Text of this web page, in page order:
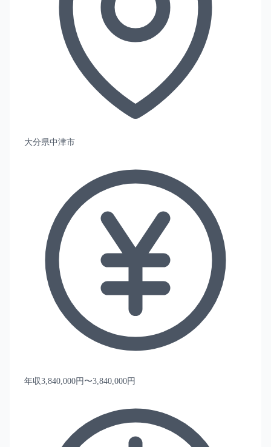
大分県中津市
年収3,840,000円〜3,840,000円